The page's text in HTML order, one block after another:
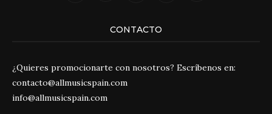
CONTACTO
¿Quieres promocionarte con nosotros? Escríbenos en:
contacto@allmusicspain.com
info@allmusicspain.com